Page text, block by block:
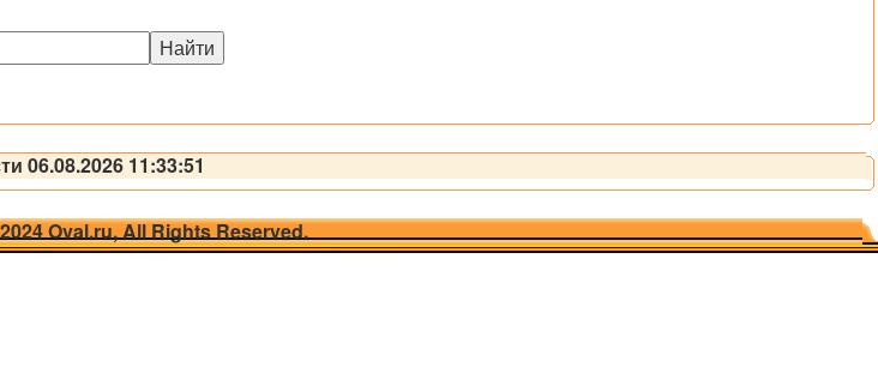
06.08.2026 11:33:51
Oval.ru, All Rights Reserved.